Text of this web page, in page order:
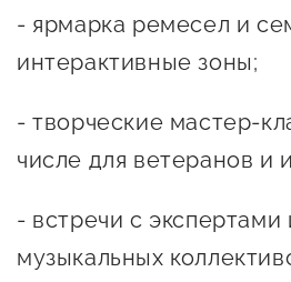
Инвестору
Новости УФНС
Каталог грантов
- ярмарка ремесел и
интерактивные зоны;
- творческие мастер-
числе для ветеранов и
- встречи с экспертами
музыкальных